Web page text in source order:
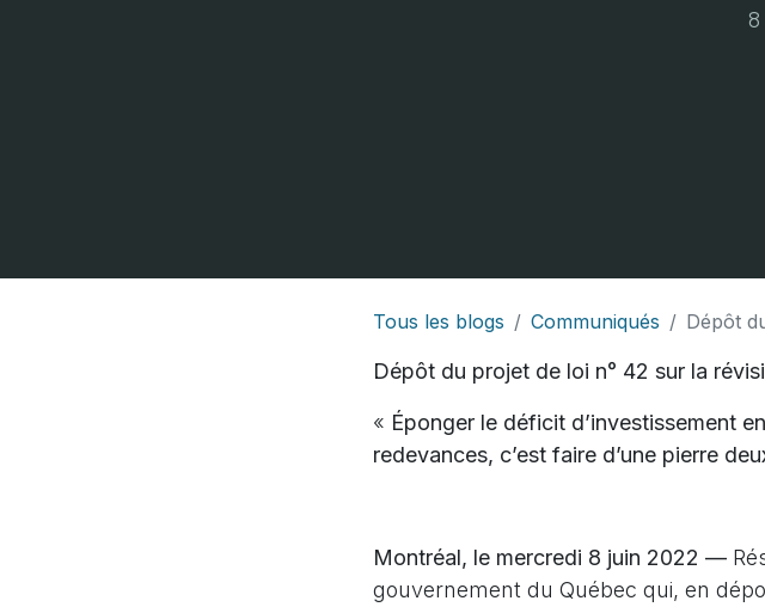
Tous les blogs Communiqués Dépôt du
Dépôt du projet de loi n° 42 sur la
« Éponger le déficit d’investissement
redevances, c’est faire d’une pierre
Montréal, le mercredi 8 juin 2022 —
gouvernement du Québec qui, en